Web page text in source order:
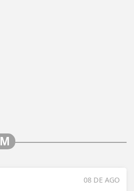
08 DE AGO